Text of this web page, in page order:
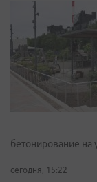
бетонирование на
сегодня, 15:22